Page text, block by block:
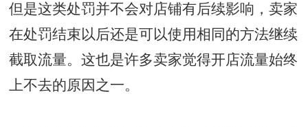
但是这类处罚并不会对店铺有后续影响，卖家
在处罚结束以后还是可以使用相同的方法继续
截取流量。这也是许多卖家觉得开店流量始终
上不去的原因之一。